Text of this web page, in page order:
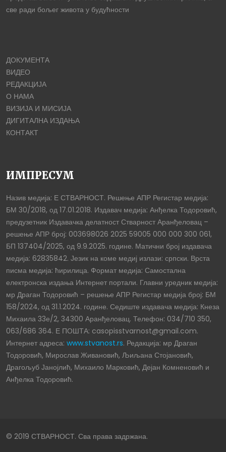
све ради бољег живота у будућности
ДОКУМЕНТА
ВИДЕО
РЕДАКЦИЈА
О НАМА
ВИЗИЈА И МИСИЈА
ДИГИТАЛНА ИЗДАЊА
КОНТАКТ
ИМПРЕСУМ
Назив медија: Е СТВАРНОСТ. Решење АПР Регистар медија:
БМ 30/2018, од 17.01.2018. Издавач медија: Анђелка Тодоровић,
предузетник Издавачка делатност Стварност Аранђеловац –
решење АПР број: 003698026 2025 59005 000 000 300 061,
БП 137404/2025, од 9.9.2025. године. Матични број издавача
медија: 62835842. Језик на коме медиј излази: српски. Врста
писма медија: ћирилица. Формат медија: Самостална
електронска издања Интернет портали. Главни уредник медија:
мр Драган Тодоровић – решење АПР Регистар медија број: БМ
158/2024, од 31.1.2024. године. Седиште издавача медија: Кнеза
Михаила 33е/2, 34300 Аранђеловац. Телефон: 034/710 350,
063/686 364. Е ПОШТА: casopisstvarnost@gmail.com.
Интернет адреса: www.stvanost.rs. Редакција: мр Драган
Тодоровић, Мирослав Живановић, Љиљана Стојановић,
Драгољуб Јанојлић, Михаило Марковић, Дејан Комненовић и
Анђелка Тодоровић.
© 2019 СТВАРНОСТ. Сва права задржана.